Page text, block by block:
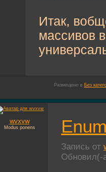
Итак,
массивов
Размещено в Без
wvxvw
Modus ponens
Запись от